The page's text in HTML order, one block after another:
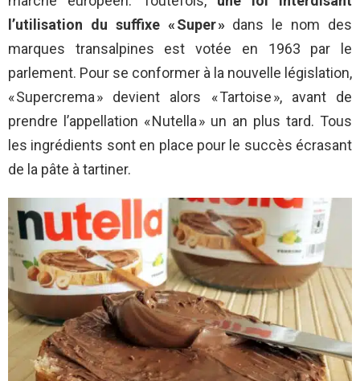
l’utilisation du suffixe « Super »dans le nom des
marques transalpines est votée en 1963 par le
parlement. Pour se conformer à la nouvelle législation,
« Supercrema » devient alors « Tartoise », avant de
prendre l’appellation « Nutella » un an plus tard. Tous
les ingrédients sont en place pour le succès écrasant
de la pâte à tartiner.